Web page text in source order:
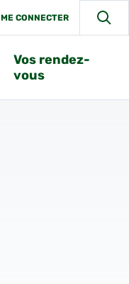
ME CONNECTER
Vos rendez-
vous